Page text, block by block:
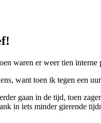
waren er weer tien
want toen ik tegen een
gaan in de tijd, toen
in iets minder gierende